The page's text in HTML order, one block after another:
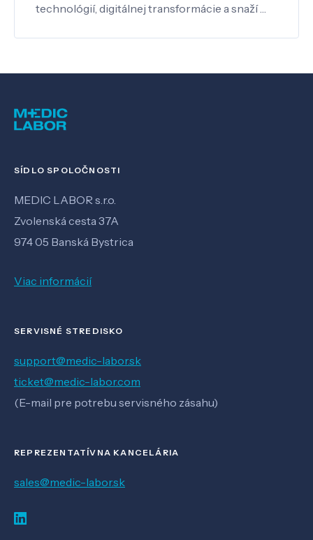
technológií, digitálnej transformácie a snaží …
SÍDLO SPOLOČNOSTI
MEDIC LABOR s.r.o.
Zvolenská cesta 37A
974 05 Banská Bystrica
Viac informácií
SERVISNÉ STREDISKO
support@medic-labor.sk
ticket@medic-labor.com
(E-mail pre potrebu servisného zásahu)
REPREZENTATÍVNA KANCELÁRIA
sales@medic-labor.sk